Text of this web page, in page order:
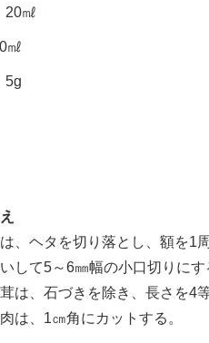
㎖
㎖
5g
は、ヘタを切り落とし、額を
して5～6㎜幅の小口切りにす
茸は、石づきを除き、長さを4
は、1㎝角にカットする。